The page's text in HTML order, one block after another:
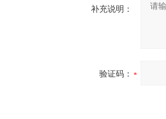
补充说明：
验证码：